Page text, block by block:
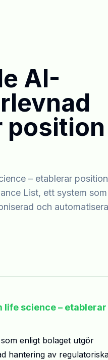
AI-
position
– etablerar
List, ett system som
och
science – etablerar
enligt bolaget utgör
hantering av